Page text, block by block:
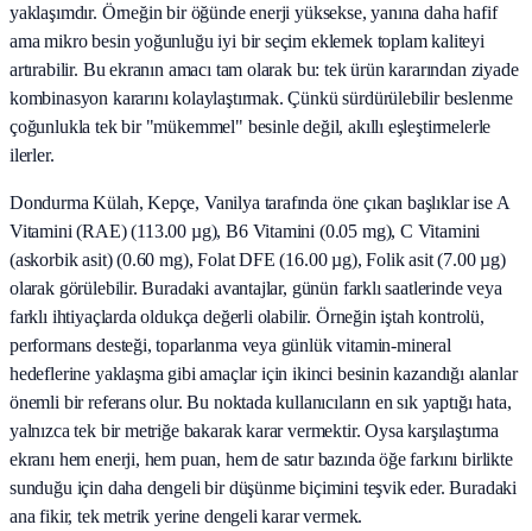
yaklaşımdır. Örneğin bir öğünde enerji yüksekse, yanına daha hafif
ama mikro besin yoğunluğu iyi bir seçim eklemek toplam kaliteyi
artırabilir. Bu ekranın amacı tam olarak bu: tek ürün kararından ziyade
kombinasyon kararını kolaylaştırmak. Çünkü sürdürülebilir beslenme
çoğunlukla tek bir "mükemmel" besinle değil, akıllı eşleştirmelerle
ilerler.
Dondurma Külah, Kepçe, Vanilya tarafında öne çıkan başlıklar ise A
Vitamini (RAE) (113.00 µg), B6 Vitamini (0.05 mg), C Vitamini
(askorbik asit) (0.60 mg), Folat DFE (16.00 µg), Folik asit (7.00 µg)
olarak görülebilir. Buradaki avantajlar, günün farklı saatlerinde veya
farklı ihtiyaçlarda oldukça değerli olabilir. Örneğin iştah kontrolü,
performans desteği, toparlanma veya günlük vitamin-mineral
hedeflerine yaklaşma gibi amaçlar için ikinci besinin kazandığı alanlar
önemli bir referans olur. Bu noktada kullanıcıların en sık yaptığı hata,
yalnızca tek bir metriğe bakarak karar vermektir. Oysa karşılaştırma
ekranı hem enerji, hem puan, hem de satır bazında öğe farkını birlikte
sunduğu için daha dengeli bir düşünme biçimini teşvik eder. Buradaki
ana fikir, tek metrik yerine dengeli karar vermek.